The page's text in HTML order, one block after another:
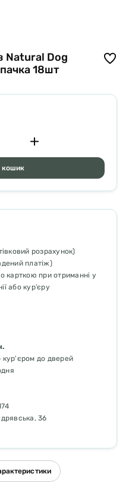
Natural Dog
18шт
кошик
розрахунок)
платіж)
карткою при отриманні у
або кур’єру
кур'єром до дверей
36